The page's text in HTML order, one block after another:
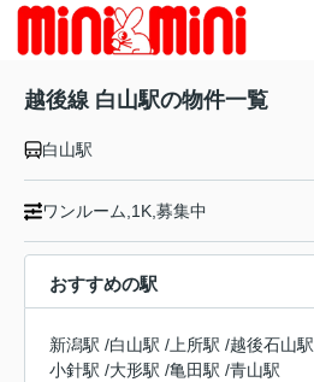
越後線 白山駅の物件一覧
白山駅
ワンルーム,1K,募集中
おすすめの駅
新潟駅 /白山駅 / 上所駅 /越後石山駅
小針駅 /大形駅 /亀田駅 /青山駅